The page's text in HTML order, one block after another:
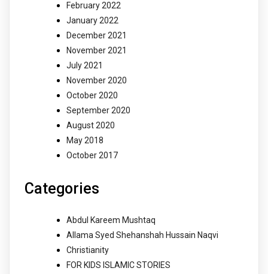
February 2022
January 2022
December 2021
November 2021
July 2021
November 2020
October 2020
September 2020
August 2020
May 2018
October 2017
Categories
Abdul Kareem Mushtaq
Allama Syed Shehanshah Hussain Naqvi
Christianity
FOR KIDS ISLAMIC STORIES